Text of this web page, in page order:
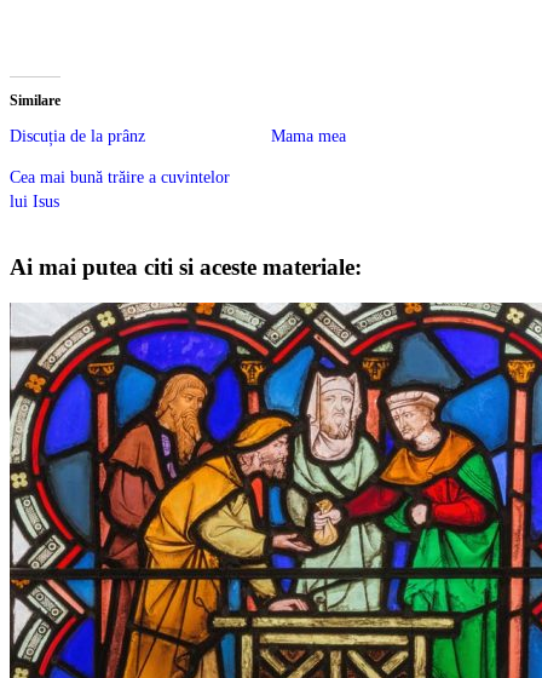
Similare
Discuția de la prânz Mama mea
Cea mai bună trăire a cuvintelor
lui Isus
Ai mai putea citi si aceste materiale: